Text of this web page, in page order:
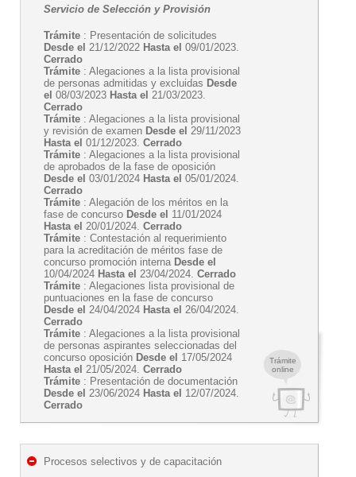
Trámite
online
Servicio de Selección y Provisión
Trámite : Presentación de solicitudes
Desde el 21/12/2022 Hasta el 09/01/2023.
Cerrado
Trámite : Alegaciones a la lista provisional
de personas admitidas y excluidas Desde
el 08/03/2023 Hasta el 21/03/2023.
Cerrado
Trámite : Alegaciones a la lista provisional
y revisión de examen Desde el 29/11/2023
Hasta el 01/12/2023. Cerrado
Trámite : Alegaciones a la lista provisional
de aprobados de la fase de oposición
Desde el 03/01/2024 Hasta el 05/01/2024.
Cerrado
Trámite : Alegación de los méritos en la
fase de concurso Desde el 11/01/2024
Hasta el 20/01/2024. Cerrado
Trámite : Contestación al requerimiento
para la acreditación de méritos fase de
concurso promoción interna Desde el
10/04/2024 Hasta el 23/04/2024. Cerrado
Trámite : Alegaciones lista provisional de
puntuaciones en la fase de concurso
Desde el 24/04/2024 Hasta el 26/04/2024.
Cerrado
Trámite : Alegaciones a la lista provisional
de personas aspirantes seleccionadas del
concurso oposición Desde el 17/05/2024
Hasta el 21/05/2024. Cerrado
Trámite : Presentación de documentación
Desde el 23/06/2024 Hasta el 12/07/2024.
Cerrado
Procesos selectivos y de capacitación